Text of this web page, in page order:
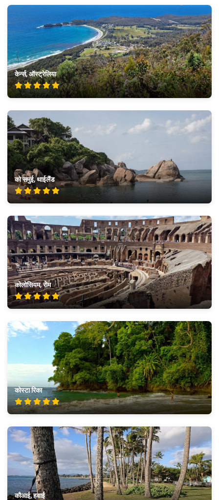
केर्न्स, ऑस्ट्रेलिया
को समुई, थाईलैंड
कोलोसियम, रोम
कोस्टा रिका
कौआई, हवाई